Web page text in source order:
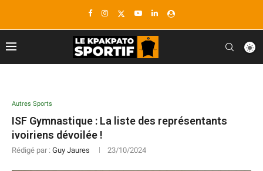
Autres Sports
ISF Gymnastique : La liste des représentants
ivoiriens dévoilée !
Rédigé par : Guy Jaures 23/10/2024